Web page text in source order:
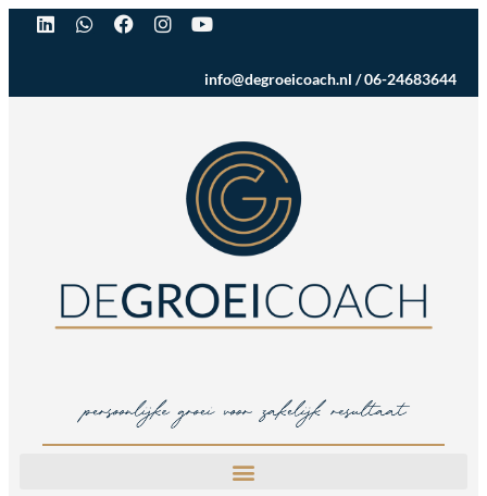
info@degroeicoach.nl /06-24683644